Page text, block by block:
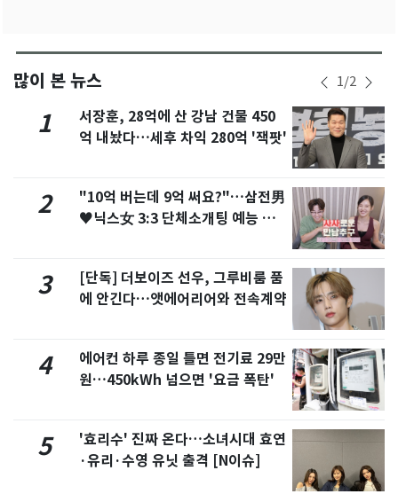
많이 본 뉴스 1/2
1
서장훈, 28억에 산 강남 건물 450
억 내놨다…세후 차익 280억 '잭팟'
2
"10억 버는데 9억 써요?"…삼전男
♥닉스女 3:3 단체소개팅 예능 화
3
[단독] 더보이즈 선우, 그루비룸 품
에 안긴다…앳에어리어와 전속계약
4
에어컨 하루 종일 틀면 전기료 29만
원…450kWh 넘으면 '요금 폭탄'
5
'효리수' 진짜 온다…소녀시대 효연
·유리·수영 유닛 출격 [N이슈]